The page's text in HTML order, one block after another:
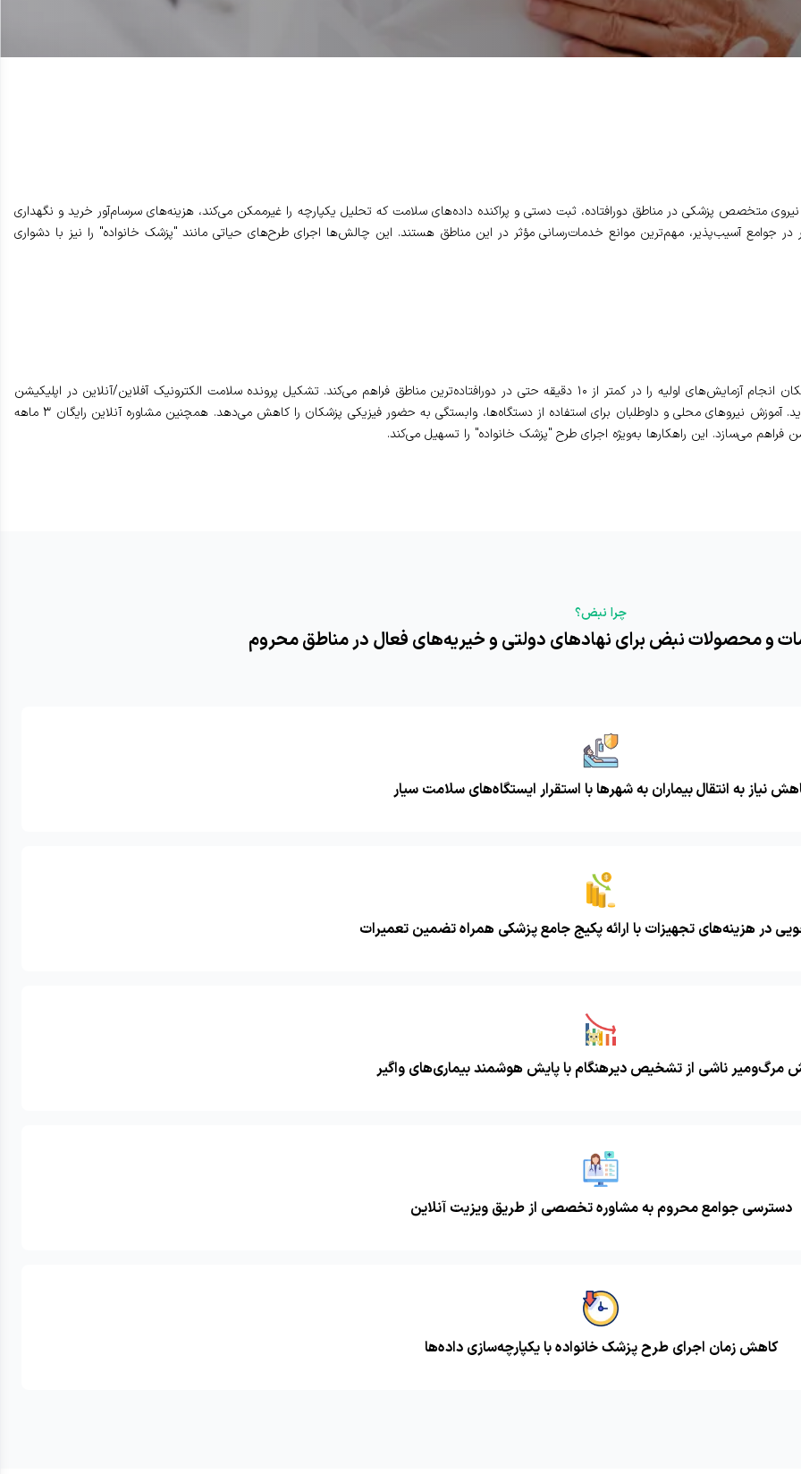
متخصص پزشکی در مناطق دورافتاده، ثبت دستی و پراکنده داده‌های سلامت که تحلیل یکپارچه را غیرممکن می‌کند، هزینه‌های سرسام‌آور خرید و نگهداری
در جوامع آسیب‌پذیر، مهم‌ترین موانع خدمات‌رسانی مؤثر در این مناطق هستند. این چالش‌ها اجرای طرح‌های حیاتی مانند "پزشک خانواده" را نیز با دشواری
استقرار کیف‌های سلامت سیار مجهز به دستگاه‌های نبض هوشمند سلامت، امکان انجام آزمایش‌های اولیه را در کمتر از ۱۰ دقیقه حتی در دورافتاده‌ترین مناطق فراهم می‌کند. تشکیل پرونده سلامت الکترونیک آفلاین/آنلاین در اپلیکیشن
نبض، داده‌ها را حتی بدون اینترنت ذخیره و پس از اتصال همگام‌سازی می‌نماید. آموزش نیروهای محلی و داوطلبان برای استفاده از دستگاه‌ها، وابستگی به حضور فیزیکی پزشکان را کاهش می‌دهد. همچنین مشاوره آنلاین رایگان ۳ ماهه
می‌سازد. این راهکارها به‌ویژه اجرای طرح "پزشک خانواده" را تسهیل می‌کند.
چرا نبض؟
و محصولات نبض برای نهادهای دولتی و خیریه‌های فعال در مناطق محروم
نیاز به انتقال بیماران به شهرها با استقرار ایستگاه‌های سلامت سیار
در هزینه‌های تجهیزات با ارائه پکیج جامع پزشکی همراه تضمین تعمیرات
مرگ‌ومیر ناشی از تشخیص دیرهنگام با پایش هوشمند بیماری‌های واگیر
دسترسی جوامع محروم به مشاوره تخصصی از طریق ویزیت آنلاین
کاهش زمان اجرای طرح پزشک خانواده با یکپارچه‌سازی داده‌ها